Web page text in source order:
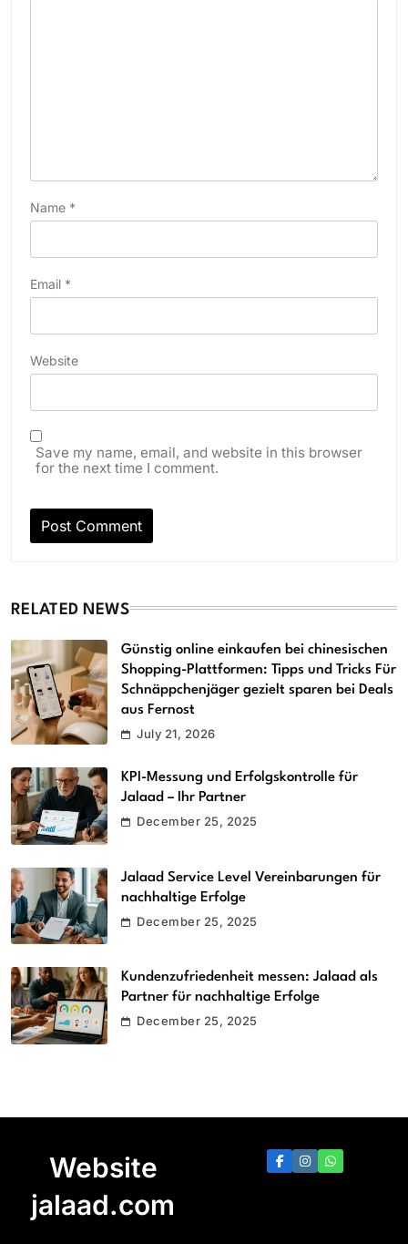
Name *
Email *
Website
Save my name, email, and website in this browser
for the next time I comment.
RELATED NEWS
Günstig online einkaufen bei chinesischen
Shopping-Plattformen: Tipps und Tricks Für
Schnäppchenjäger gezielt sparen bei Deals
aus Fernost
July 21, 2026
KPI-Messung und Erfolgskontrolle für
Jalaad – Ihr Partner
December 25, 2025
Jalaad Service Level Vereinbarungen für
nachhaltige Erfolge
December 25, 2025
Kundenzufriedenheit messen: Jalaad als
Partner für nachhaltige Erfolge
December 25, 2025
Website
jalaad.com